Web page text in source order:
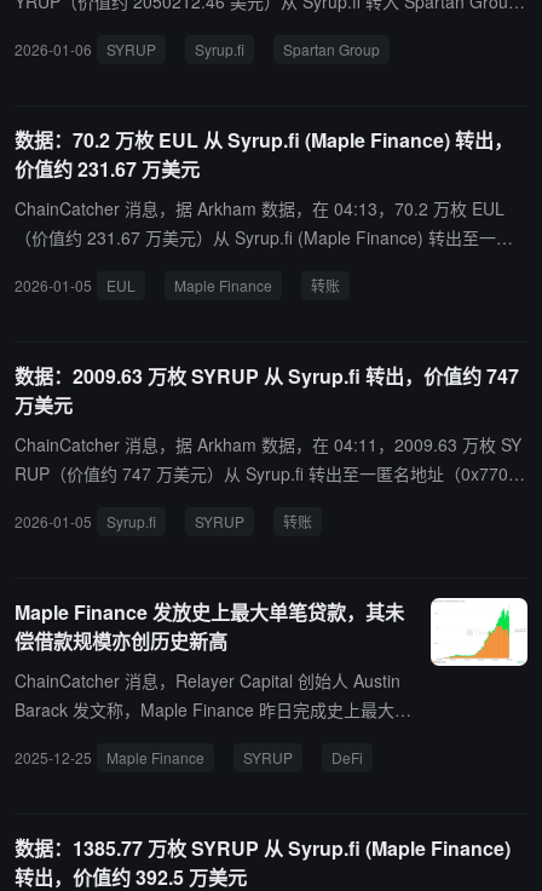
2026-01-06 SYRUP Syrup.fi Spartan Group
数据：70.2 万枚 EUL 从 Syrup.fi (Maple Finance) 转出，
价值约 231.67 万美元
ChainCatcher 消息，据 Arkham 数据，在 04:13，70.2 万枚 EUL
（价值约 231.67 万美元）从 Syrup.fi (Maple Finance) 转出至一匿
2026-01-05 EUL Maple Finance 转账
数据：2009.63 万枚 SYRUP 从 Syrup.fi 转出，价值约 747
万美元
ChainCatcher 消息，据 Arkham 数据，在 04:11，2009.63 万枚 SY
RUP（价值约 747 万美元）从 Syrup.fi 转出至一匿名地址（0x770
2026-01-05 Syrup.fi SYRUP 转账
Maple Finance 发放史上最大单笔贷款，其未
偿借款规模亦创历史新高
ChainCatcher 消息，Relayer Capital 创始人 Austin
Barack 发文称，Maple Finance 昨日完成史上最大单
ding borrows）刷新历史新高，为 2025 年画下强劲
性的核心持仓之一。
2025-12-25 Maple Finance SYRUP DeFi
数据：1385.77 万枚 SYRUP 从 Syrup.fi (Maple Finance)
转出，价值约 392.5 万美元